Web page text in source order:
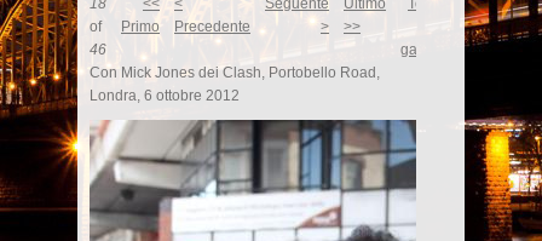
18
of
46
<<
Primo
<
Precedente
Seguente
>
Ultimo
>>
Torna
gallery
Con Mick Jones dei Clash, Portobello Road,
Londra, 6 ottobre 2012
MickJonesLondon2012.jpg